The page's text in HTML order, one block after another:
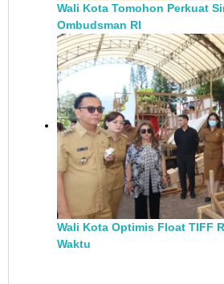
Wali Kota Tomohon Perkuat
Ombudsman RI
Wali Kota Optimis Float TIFF
Waktu